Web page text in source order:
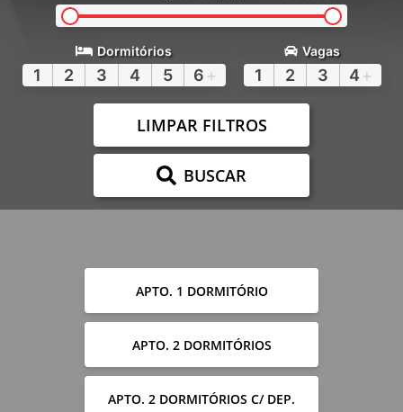
Dormitórios
1 2 3 4 5 6 +
Vagas
1 2 3 4 +
LIMPAR FILTROS
BUSCAR
APTO. 1 DORMITÓRIO
APTO. 2 DORMITÓRIOS
APTO. 2 DORMITÓRIOS C/ DEP.